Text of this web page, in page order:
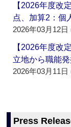
【2026年度改
点、加算2：個
2026年03月12日
【2026年度改
立地から職能
2026年03月11日
Press